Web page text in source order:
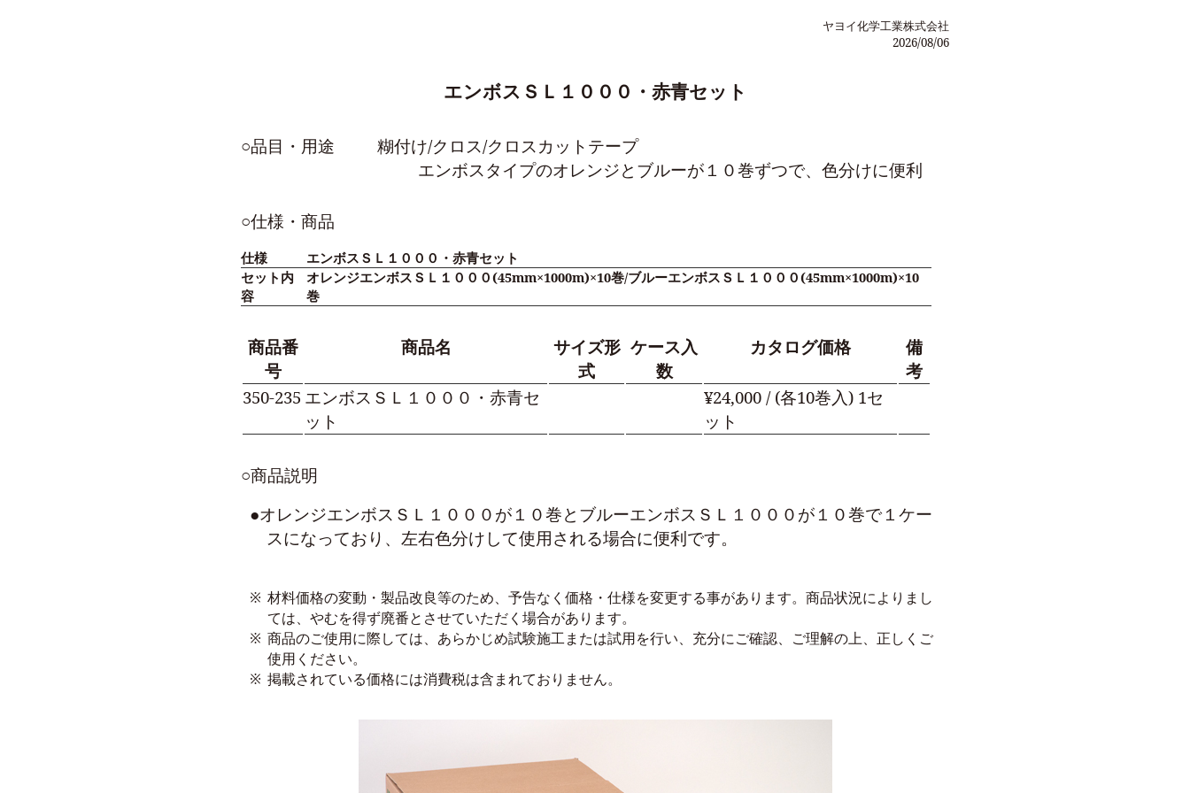
ヤヨイ化学工業株式会社
2026/08/06
エンボスＳＬ１０００・赤青セット
○品目・用途
糊付け/クロス/クロスカットテープ
エンボスタイプのオレンジとブルーが１０巻ずつで、色分けに便利
○仕様・商品
仕様
エンボスＳＬ１０００・赤青セット
セット内
容
オレンジエンボスＳＬ１０００(45mm×1000m)×10巻/ブルーエンボスＳＬ１０００(45mm×1000m)×10
巻
商品番
号
商品名
サイズ形
式
ケース入
数
カタログ価格
備
考
350-235 エンボスＳＬ１０００・赤青セ
ット
¥24,000 / (各10巻入) 1セ
ット
○商品説明
●オレンジエンボスＳＬ１０００が１０巻とブルーエンボスＳＬ１０００が１０巻で１ケー
スになっており、左右色分けして使用される場合に便利です。
※ 材料価格の変動・製品改良等のため、予告なく価格・仕様を変更する事があります。商品状況によりまし
ては、やむを得ず廃番とさせていただく場合があります。
※ 商品のご使用に際しては、あらかじめ試験施工または試用を行い、充分にご確認、ご理解の上、正しくご
使用ください。
※ 掲載されている価格には消費税は含まれておりません。